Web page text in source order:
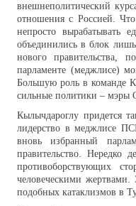
внешнеполитический
отношения с Россией.
непросто вырабатывать
объединились в блок
нового правительства,
парламенте (меджлисе)
Большую роль в команде
сильные политики – мэры
Кылычдароглу придется
лидерство в меджлисе
вновь избранный
правительство. Нередко
противоборствующих
человеческими
подобных катаклизмов в